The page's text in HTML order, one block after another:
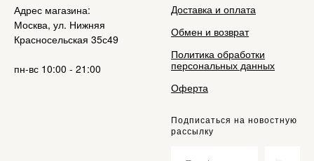
Адрес магазина:
Москва, ул. Нижняя
Красносельская 35с49
пн-вс 10:00 - 21:00
Доставка и оплата
Обмен и возврат
Политика обработки
персональных данных
Оферта
Подписаться на новостную
рассылку